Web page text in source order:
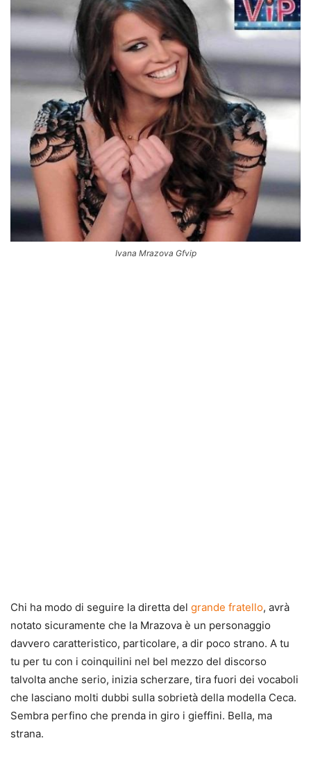
Ivana Mrazova Gfvip
Chi ha modo di seguire la diretta del grande fratello, avrà
notato sicuramente che la Mrazova è un personaggio
davvero caratteristico, particolare, a dir poco strano. A tu
tu per tu con i coinquilini nel bel mezzo del discorso
talvolta anche serio, inizia scherzare, tira fuori dei vocaboli
che lasciano molti dubbi sulla sobrietà della modella Ceca.
Sembra perfino che prenda in giro i gieffini. Bella, ma
strana.